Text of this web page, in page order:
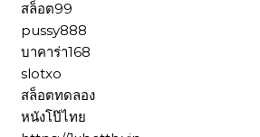
สล็อต99
pussy888
บาคาร่า168
slotxo
สล็อตทดลอง
หนังโป๊ไทย